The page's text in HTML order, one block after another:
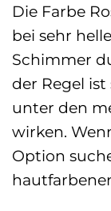
Die Farbe
bei sehr
Schimmer
der Regel
unter den
wirken.
Option